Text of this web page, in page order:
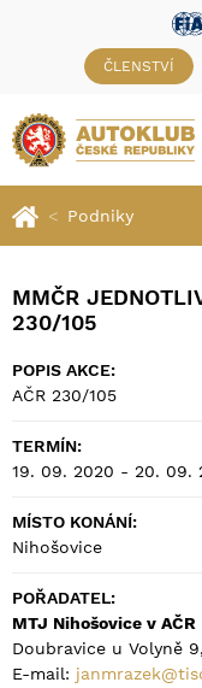
ČLENSTVÍ
Podniky
MMČR
230/105
POPIS AKCE:
AČR 230/105
TERMÍN:
19. 09. 2020 - 20. 09.
MÍSTO KONÁNÍ:
Nihošovice
POŘADATEL:
MTJ Nihošovice v AČR
Doubravice u Volyně
E-mail: